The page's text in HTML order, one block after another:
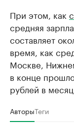
При этом, как
средняя
составляет
время, как
Москве,
в конце
рублей в месяц.
АвторыТеги